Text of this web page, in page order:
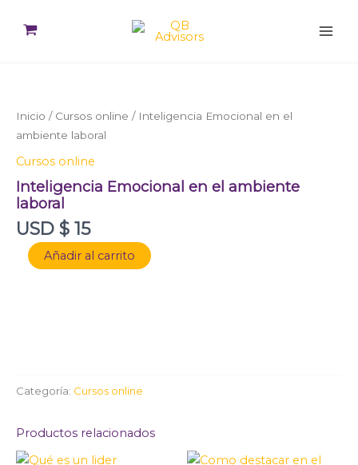
Inicio / Cursos online / Inteligencia Emocional en el
ambiente laboral
Cursos online
Inteligencia Emocional en el ambiente
laboral
USD $ 15
el
ambiente
cantidad
Añadir al carrito
Categoría: Cursos online
Productos relacionados